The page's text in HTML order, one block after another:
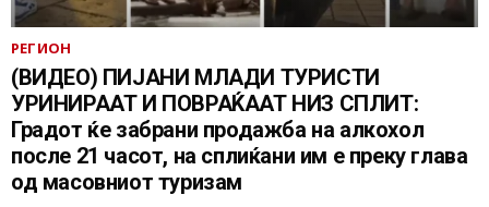
РЕГИОН
(ВИДЕО) ПИЈАНИ МЛАДИ ТУРИСТИ
УРИНИРААТ И ПОВРАЌААТ НИЗ СПЛИТ:
Градот ќе забрани продажба на алкохол
после 21 часот, на сплиќани им е преку глава
од масовниот туризам